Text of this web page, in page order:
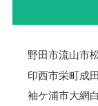
野田市流山市
印西市栄町成
袖ケ浦市大網